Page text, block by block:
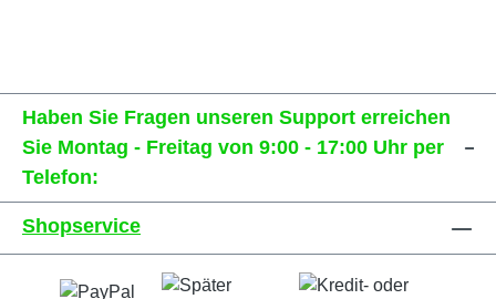
Haben Sie Fragen unseren Support erreichen
Sie Montag - Freitag von 9:00 - 17:00 Uhr per
Telefon:
Shopservice